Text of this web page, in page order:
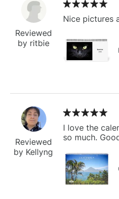
Reviewed
by ritbie
Nice pictures
Reviewed
by Kellyng
I love the
so much.